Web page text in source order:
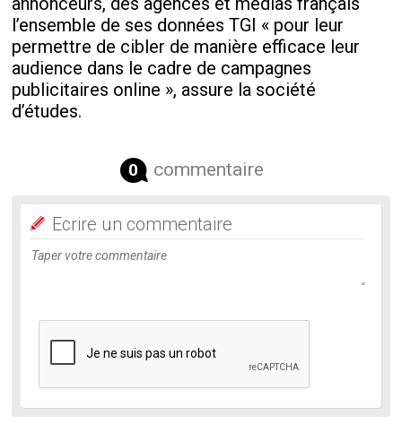
l’ensemble de ses données TGI « pour leur
permettre de cibler de manière efficace leur
audience dans le cadre de campagnes
publicitaires online », assure la société
d’études.
0 commentaire
Ecrire un commentaire